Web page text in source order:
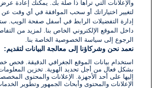
والإعلانات التي تراها ذا صلة بك. يمكنك إعادة
لتغيير اختياراتك أو سحب الموافقة في أي وقت
إدارة التفضيلات الرابط في أسفل صفحة الويب.
داخل الموقع الإلكتروني الخاص بنا. لمزيد من
الرجوع إلى سياسة الخصوصية الخاصة بنا.
نعمد نحن وشركاؤنا إلى معالجة البيانات لتقديم:
استخدام بيانات الموقع الجغرافي الدقيقة. فحص
بشكل فعال من أجل تحديد الهوية. تخزين
إليها على أحد الأجهزة. الإعلانات والمحتوى
الإعلانات والمحتوى وأبحاث الجمهور وتطوير